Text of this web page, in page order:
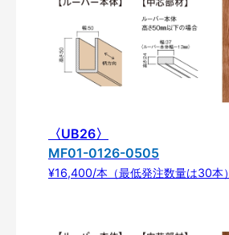
〈UB26〉
MF01-0126-0505
¥16,400/本（最低発注数量は30本）